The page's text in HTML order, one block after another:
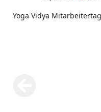
Yoga Vidya